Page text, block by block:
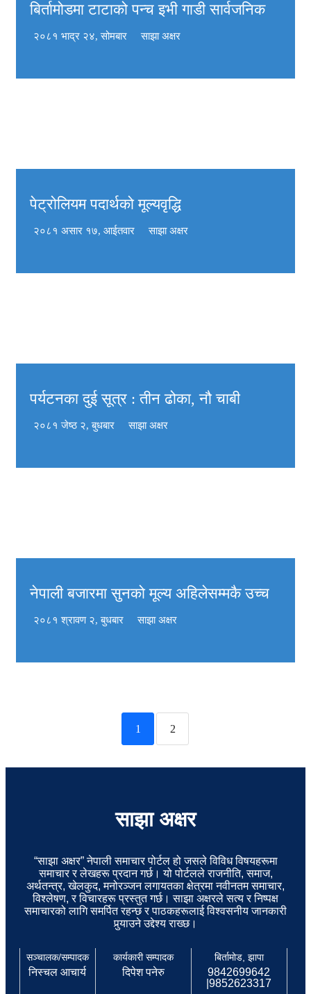
बिर्तामोडमा टाटाको पन्च इभी गाडी सार्वजनिक
२०८१ भाद्र २४, सोमबार साझा अक्षर
पेट्रोलियम पदार्थको मूल्यवृद्धि
२०८१ असार १७, आईतवार साझा अक्षर
पर्यटनका दुई सूत्र : तीन ढोका, नौ चाबी
२०८१ जेष्ठ २, बुधबार साझा अक्षर
नेपाली बजारमा सुनको मूल्य अहिलेसम्मकै उच्च
२०८१ श्रावण २, बुधबार साझा अक्षर
1 2
साझा अक्षर
“साझा अक्षर” नेपाली समाचार पोर्टल हो जसले विविध विषयहरूमा
समाचार र लेखहरू प्रदान गर्छ। यो पोर्टलले राजनीति, समाज,
अर्थतन्त्र, खेलकुद, मनोरञ्जन लगायतका क्षेत्रमा नवीनतम समाचार,
विश्लेषण, र विचारहरू प्रस्तुत गर्छ। साझा अक्षरले सत्य र निष्पक्ष
समाचारको लागि समर्पित रहन्छ र पाठकहरूलाई विश्वसनीय जानकारी
पुर्‍याउने उद्देश्य राख्छ।
सञ्चालक/सम्पादक
निस्चल आचार्य
कार्यकारी सम्पादक
दिपेश पनेरु
बिर्तामोड, झापा
9842699642
|9852623317